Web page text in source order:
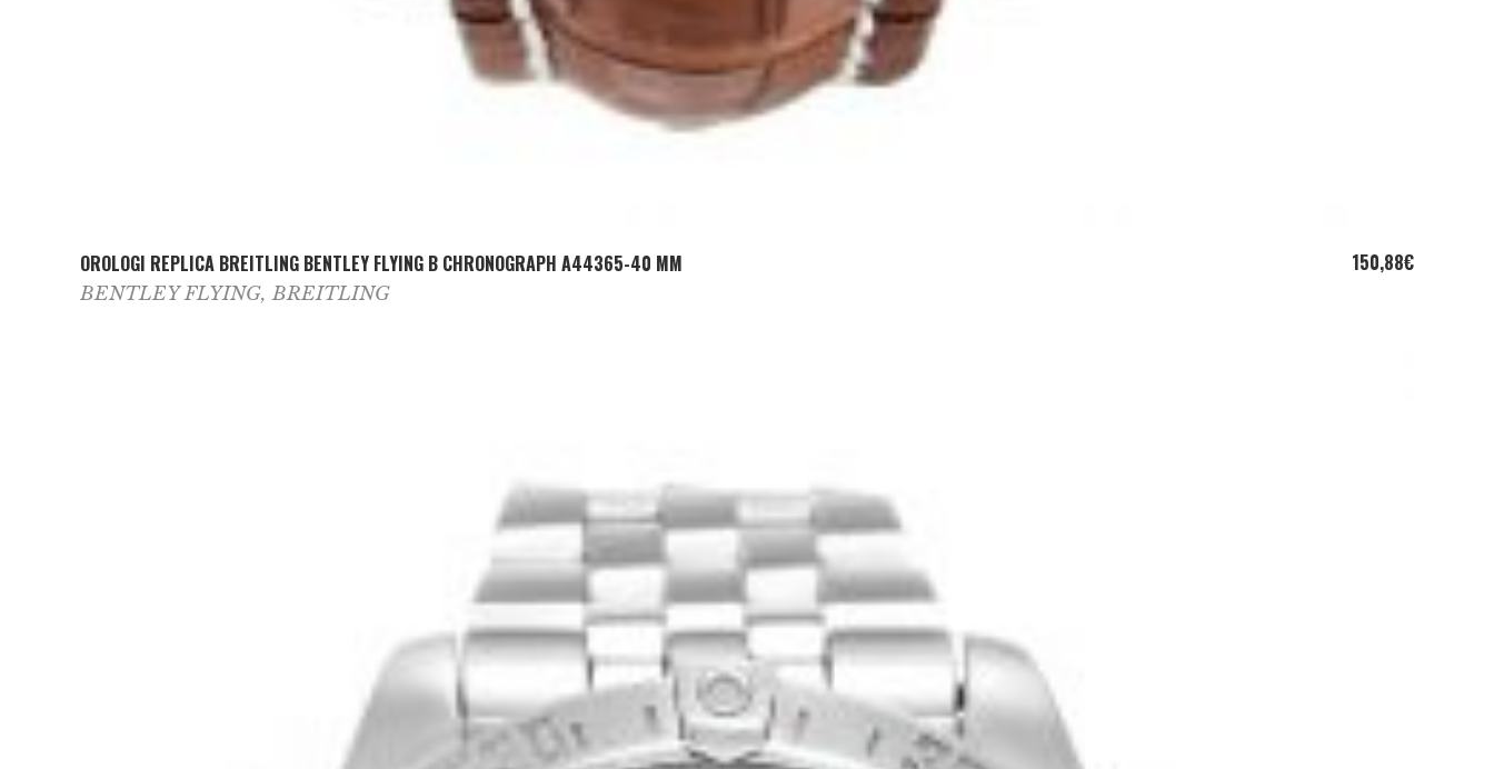
OROLOGI REPLICA BREITLING BENTLEY FLYING B CHRONOGRAPH A44365-40 MM 150,88€
BENTLEY FLYING,BREITLING